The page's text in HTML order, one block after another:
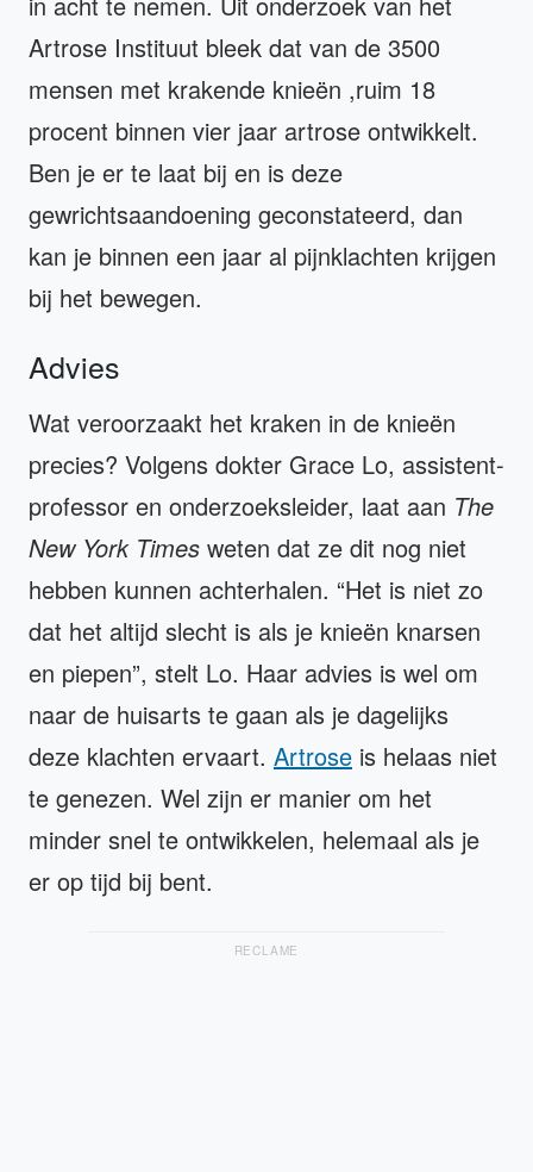
Artrose Instituut bleek dat van de 3500
mensen met krakende knieën ,ruim 18
procent binnen vier jaar artrose ontwikkelt.
Ben je er te laat bij en is deze
gewrichtsaandoening geconstateerd, dan
kan je binnen een jaar al pijnklachten krijgen
bij het bewegen.
Advies
Wat veroorzaakt het kraken in de knieën
precies? Volgens dokter Grace Lo, assistent-
professor en onderzoeksleider, laat aan The
New York Times weten dat ze dit nog niet
hebben kunnen achterhalen. “Het is niet zo
dat het altijd slecht is als je knieën knarsen
en piepen”, stelt Lo. Haar advies is wel om
naar de huisarts te gaan als je dagelijks
deze klachten ervaart. Artrose is helaas niet
te genezen. Wel zijn er manier om het
minder snel te ontwikkelen, helemaal als je
er op tijd bij bent.
RECLAME